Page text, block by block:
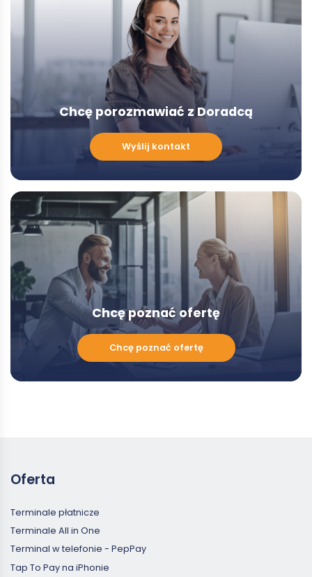
Chcę porozmawiać z Doradcą
porozmawiać
Doradcą
-
Modal
Wyślij kontakt
Chcę poznać ofertę
Chcę
Chcę poznać ofertę
Oferta
Terminale płatnicze
Terminale All in One
Terminal w telefonie - PepPay
Tap To Pay na iPhonie